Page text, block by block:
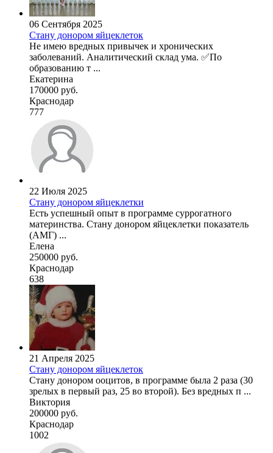
06 Сентября 2025
Стану донором яйцеклеток
Не имею вредных привычек и хронических
заболеваний. Аналитический склад ума. ✅По
образованию т ...
Екатерина
170000 руб.
Краснодар
777
22 Июля 2025
Стану донором яйцеклетки
Есть успешный опыт в программе суррогатного
материнства. Стану донором яйцеклетки показатель
(АМГ) ...
Елена
250000 руб.
Краснодар
638
21 Апреля 2025
Стану донором яйцеклеток
Стану донором ооцитов, в программе была 2 раза (30
зрелых в первый раз, 25 во второй). Без вредных п ...
Виктория
200000 руб.
Краснодар
1002